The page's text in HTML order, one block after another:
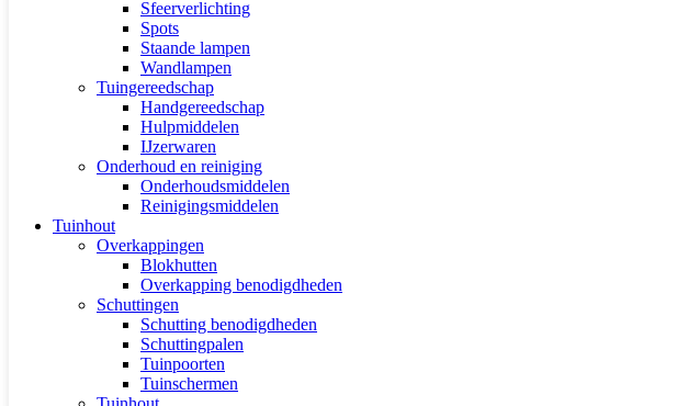
Sfeerverlichting
Spots
Staande lampen
Wandlampen
Tuingereedschap
Handgereedschap
Hulpmiddelen
IJzerwaren
Onderhoud en reiniging
Onderhoudsmiddelen
Reinigingsmiddelen
Tuinhout
Overkappingen
Blokhutten
Overkapping benodigdheden
Schuttingen
Schutting benodigdheden
Schuttingpalen
Tuinpoorten
Tuinschermen